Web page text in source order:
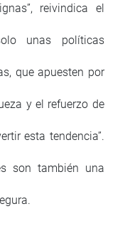
reivindica el
unas políticas
que apuesten por
y el refuerzo de
esta tendencia”.
son también una